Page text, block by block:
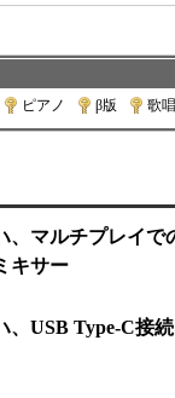
ピアノ β版 歌唱
、マルチプレイで
キサー
、USB Type-C接